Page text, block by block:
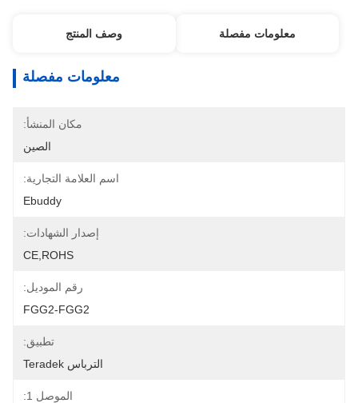
معلومات مفصلة وصف المنتج
معلومات مفصلة
مكان المنشأ:
الصين
اسم العلامة التجارية:
Ebuddy
إصدار الشهادات:
CE,ROHS
رقم الموديل:
FGG2-FGG2
تطبيق:
الترباس Teradek
الموصل 1: